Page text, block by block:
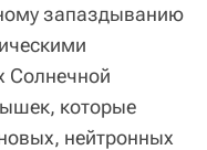
запаздыванию
Солнечной
которые
нейтронных